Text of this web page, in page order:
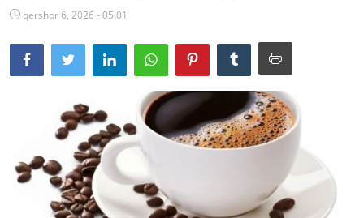
KOSOVA
LAJME NGA BOTA
SHENDETI
qershor 6, 2026 - 05:01